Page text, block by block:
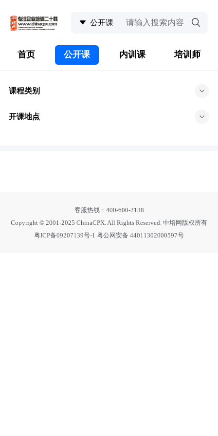
首页 公开课 内训课 培训师
课程类别
开课地点
客服热线：400-600-2138
Copyright © 2001-2025 ChinaCPX. All Rights Reserved. 中培网版权所有
粤ICP备09207139号-1 粤公网安备 44011302000597号